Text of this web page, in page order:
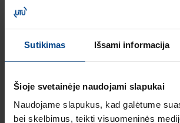
Sutikimas Išsami informacija
Šioje svetainėje naudojami slapukai
Naudojame slapukus, kad galėtume
bei skelbimus, teikti visuomeninės
katalogas
ELEKTROS
GAMINIAI RENGINIAI
Skaitymo laikas: 1 min